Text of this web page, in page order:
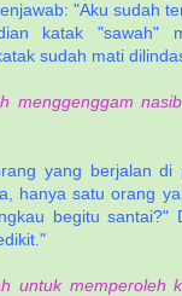
"Aku sudah
katak "sawah"
sudah mati
menggenggam
yang berjalan
hanya satu orang
begitu santai?"
untuk memperoleh